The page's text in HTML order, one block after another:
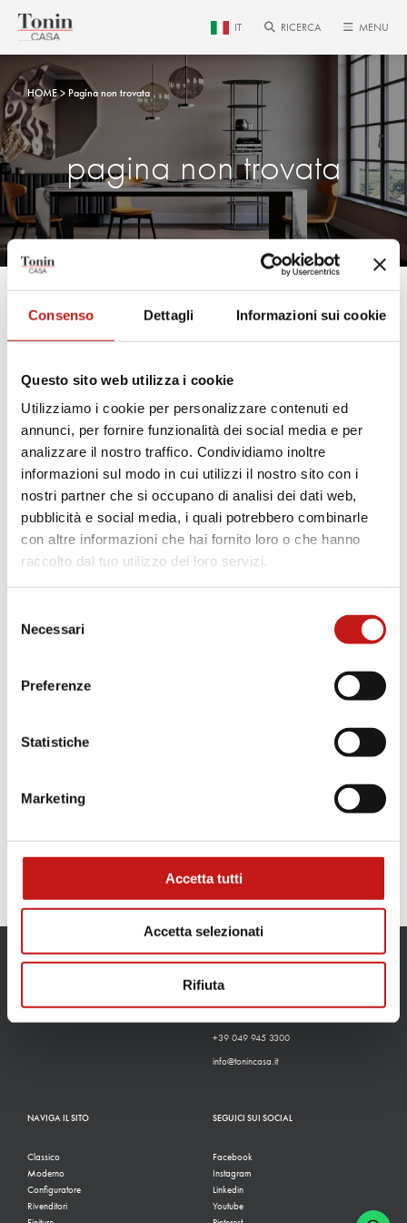
Consenso Dettagli Informazioni sui cookie
Questo sito web utilizza i cookie
Utilizziamo i cookie per personalizzare contenuti ed
annunci, per fornire funzionalità dei social media e per
analizzare il nostro traffico. Condividiamo inoltre
informazioni sul modo in cui utilizzi il nostro sito con i
nostri partner che si occupano di analisi dei dati web,
pubblicità e social media, i quali potrebbero combinarle
con altre informazioni che hai fornito loro o che hanno
raccolto dal tuo utilizzo dei loro servizi.
delNecessari
Preferenze
Statistiche
Marketing
Accetta tutti
Accetta selezionati
Rifiuta
IT RICERCA MENU
HOME Pagina non trovata
pagina non trovata
La pagina che hai cercato non è
più disponibile.
Utilizza il menu principale per raggiungere la pagina che
stavi cercando.
CONTATTI
+39 049 945 3300
info@tonincasa.it
NAVIGA IL SITO
Classico
Moderno
Configuratore
Rivenditori
SEGUICI SUI SOCIAL
Facebook
Instagram
Linkedin
Youtube